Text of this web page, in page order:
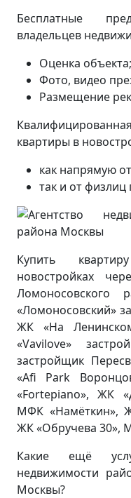
Бесплатные
владельцев
Оценка объекта;
Фото, видео
Размещение
квартиры в
как напрямую
так и от физлиц
Купить
новостройках
«Ломоносовский»
ЖК «На
«Vavilove»
застройщик
«Afi Park
«Fortepiano», ЖК
МФК «Намёткин»,
ЖК «Обручева 30»,
Какие ещё
недвижимости
Москвы?